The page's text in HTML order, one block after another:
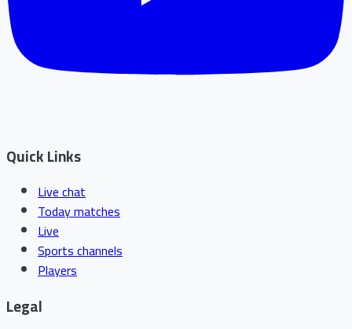
Quick Links
Live chat
Today matches
Live
Sports channels
Players
Legal